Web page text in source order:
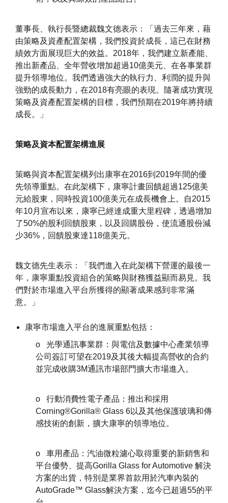
董事長、執行長暨總裁魏文德表示：「過去三年來，藉
由策略及資產配置架構，我們投資於成長，這已在財務
績效方面展現巨大的效益。2018年，我們建立新產能、
推出新產品、全年營收增加超過10億美元、在各事業群
提升領導地位。我們透過強大的執行力、利潤的提升與
強勁的成長動力，在2018有亮眼的表現。隨著成功實現
策略及資產配置架構的目標，我們預期在2019年將持續
成長。」
策略及資本配置架構進展
策略與資本配置架構列出康寧在2016到2019年間的優
先領導重點。在此架構下，康寧計畫回饋超過125億美
元給股東，同時投資100億美元在成長機會上。自2015
年10月宣布以來，康寧已經達成重大里程碑，透過增加
了50%的股利回饋股東，以及回購股份，使流通股份減
少36%，回饋股東達118億美元。
魏文德先生表示：「我們進入在此架構下營運的最後一
年，康寧重點投資組合的策略與財務獲益顯而易見。我
們對於市場進入平台所獲得的顯著成果感到非常滿
意。」
康寧市場進入平台的進展重點包括：
o 光學通訊事業群：與電信及數據中心產業領導
公司簽訂可望在2019及其後大幅提高營收的合約
並完成收購3M通訊市場部門擴大市場進入。
o 行動消費性電子產品：推出和採用
Corning®Gorilla® Glass 6以及其他保護玻璃和傳
感技術的創新，擴大康寧的領導地位。
o 車用產品：汽油微粒濾心取得重要的新銷售和
平台優勢、提高Gorilla Glass for Automotive 解決
方案的出貨，特別是業界首款用於汽車內裝的
AutoGrade™ Glass解決方案，迄今已超過55的平